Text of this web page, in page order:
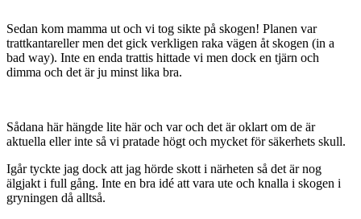
Sedan kom mamma ut och vi tog sikte på skogen! Planen var
trattkantareller men det gick verkligen raka vägen åt skogen (in a
bad way). Inte en enda trattis hittade vi men dock en tjärn och
dimma och det är ju minst lika bra.
Sådana här hängde lite här och var och det är oklart om de är
aktuella eller inte så vi pratade högt och mycket för säkerhets skull.
Igår tyckte jag dock att jag hörde skott i närheten så det är nog
älgjakt i full gång. Inte en bra idé att vara ute och knalla i skogen i
gryningen då alltså.